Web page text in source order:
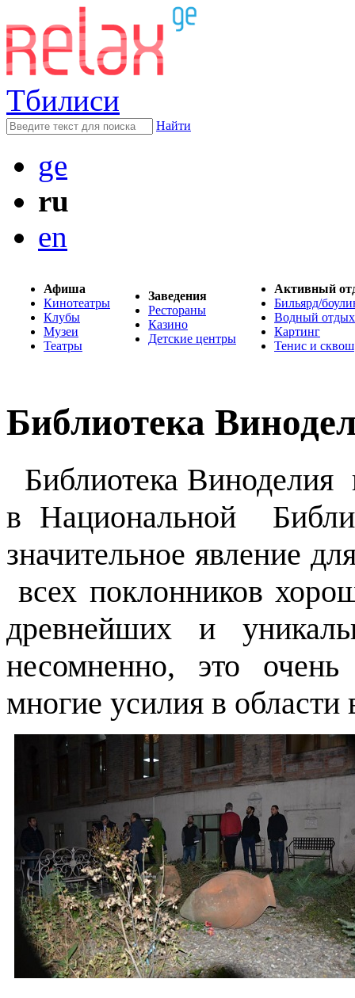
Тбилиси
Найти
ge
ru
en
Афиша
Кинотеатры
Клубы
Музеи
Театры
Заведения
Рестораны
Казино
Детские центры
Активный
Бильярд/
Водный отдых
Картинг
Тенис и сквош
Библиотека
Библиотека
в Национальной
значительное явление
всех поклонников
древнейших и
несомненно, это
многие усилия в области